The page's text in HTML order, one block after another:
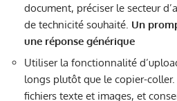
document, préciser le secteur
de technicité souhaité. Un
une réponse générique
Utiliser la fonctionnalité
longs plutôt que le copier-coller.
fichiers texte et images, et